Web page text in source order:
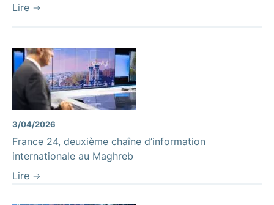
Lire
3/04/2026
France 24, deuxième chaîne d’information
internationale au Maghreb
Lire